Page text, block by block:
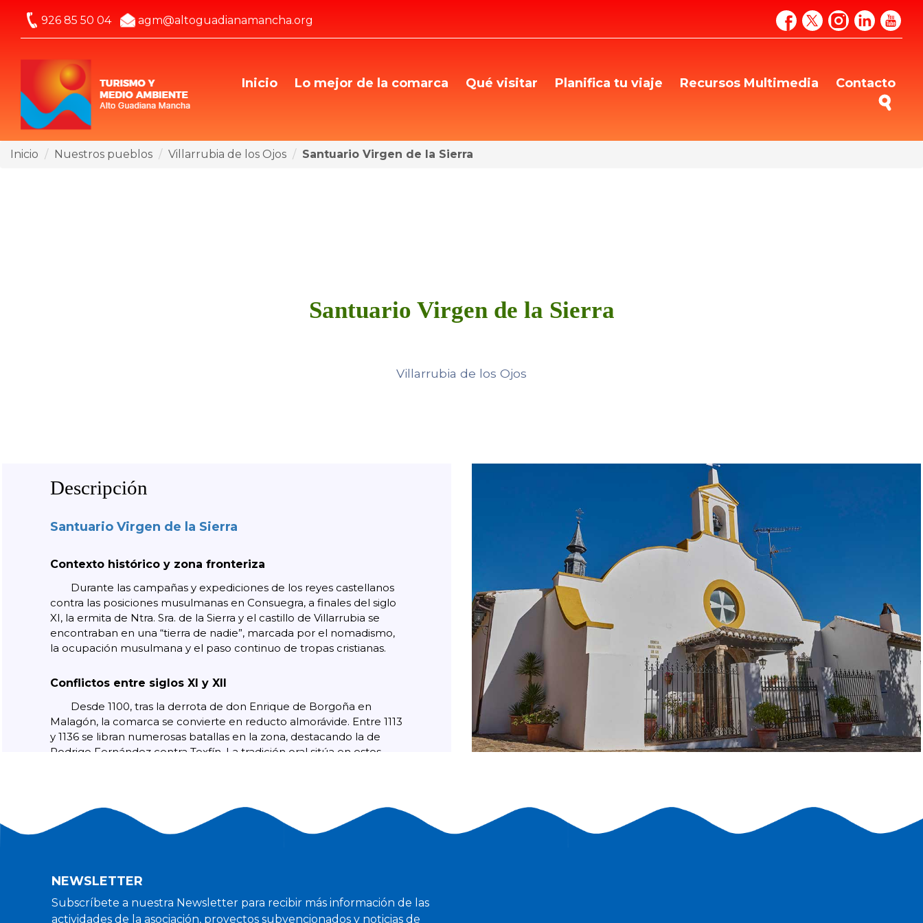
926 85 50 04 agm@altoguadianamancha.org
Inicio Lo mejor de la comarca Qué visitar Planifica tu viaje Recursos Multimedia Contacto
Inicio Nuestros pueblos Villarrubia de los Ojos Santuario Virgen de la Sierra
Santuario Virgen de la Sierra
Villarrubia de los Ojos
Descripción
Santuario Virgen de la Sierra
Contexto histórico y zona fronteriza
Durante las campañas y expediciones de los reyes castellanos
contra las posiciones musulmanas en Consuegra, a finales del siglo
XI, la ermita de Ntra. Sra. de la Sierra y el castillo de Villarrubia se
encontraban en una “tierra de nadie”, marcada por el nomadismo,
la ocupación musulmana y el paso continuo de tropas cristianas.
Conflictos entre siglos XI y XII
Desde 1100, tras la derrota de don Enrique de Borgoña en
Malagón, la comarca se convierte en reducto almorávide. Entre 1113
y 1136 se libran numerosas batallas en la zona, destacando la de
Rodrigo Fernández contra Texfín. La tradición oral sitúa en estos
movida durante las retiradas musulmanas, aunque estas
versiones carecen de prueba documental.
Concesiones, litigios y órdenes militares
En 1147 parte del término de Villarrubia se entrega a la Orden
de Monte Gaudio, confirmada por bula en 1180. Sin embargo, un
NEWSLETTER
Subscríbete a nuestra Newsletter para recibir más información de las
actividades de la asociación, proyectos subvencionados y noticias de